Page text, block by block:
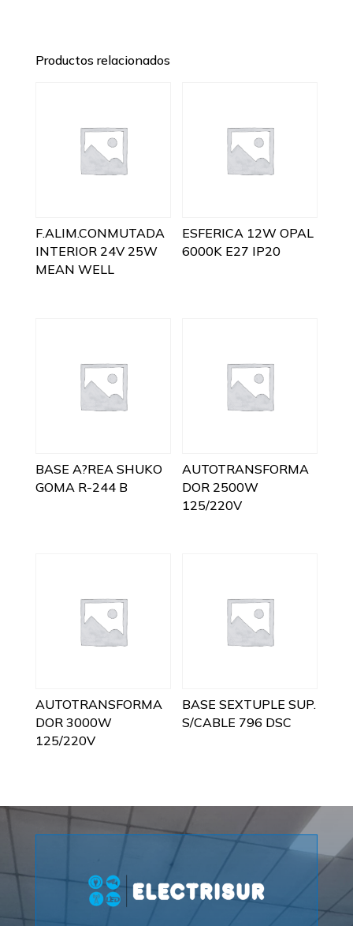
Productos relacionados
F.ALIM.CONMUTADA
INTERIOR 24V 25W
MEAN WELL
ESFERICA 12W OPAL
6000K E27 IP20
BASE A?REA SHUKO
GOMA R-244 B
AUTOTRANSFORMA
DOR 2500W
125/220V
AUTOTRANSFORMA
DOR 3000W
125/220V
BASE SEXTUPLE SUP.
S/CABLE 796 DSC